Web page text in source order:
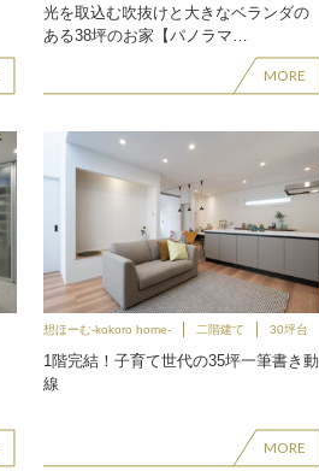
光を取込む吹抜けと大きなベランダの
ある38坪のお家【パノラマ…
MORE
想ほーむ-kokoro home- 二階建て 30坪台
1階完結！子育て世代の35坪一筆書き動
線
MORE